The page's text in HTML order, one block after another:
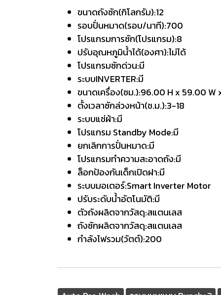
ขนาดถังซัก(กิโลกรัม):12
รอบปั่นหมาด(รอบ/นาที):700
โปรแกรมการซัก(โปรแกรม):8
ปรับอุณหภูมิน้ำได้(องศา):ไม่ได้
โปรแกรมซักด่วน:มี
ระบบINVERTER:มี
ขนาดเครื่อง(ซม.):96.00 H x 59.00 W
ตั้งเวลาซักล่วงหน้า(ช.ม.):3-18
ระบบแช่ผ้า:มี
โปรแกรม Standby Mode:มี
ยกเลิกการปั่นหมาด:มี
โปรแกรมทำความสะอาดถัง:มี
ล็อกป้องกันเด็กเปิดฝา:มี
ระบบมอเตอร์:Smart Inverter Motor
ปรับระดับน้ำอัตโนมัติ:มี
ตัวถังผลิตจากวัสดุ:สแตนเลส
ถังซักผลิตจากวัสดุ:สแตนเลส
กำลังไฟรวม(วัตต์):200